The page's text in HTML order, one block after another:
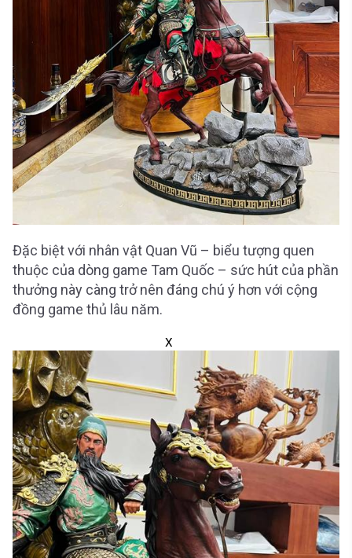
Đặc biệt với nhân vật Quan Vũ – biểu tượng quen
thuộc của dòng game Tam Quốc – sức hút của phần
thưởng này càng trở nên đáng chú ý hơn với cộng
đồng game thủ lâu năm.
X